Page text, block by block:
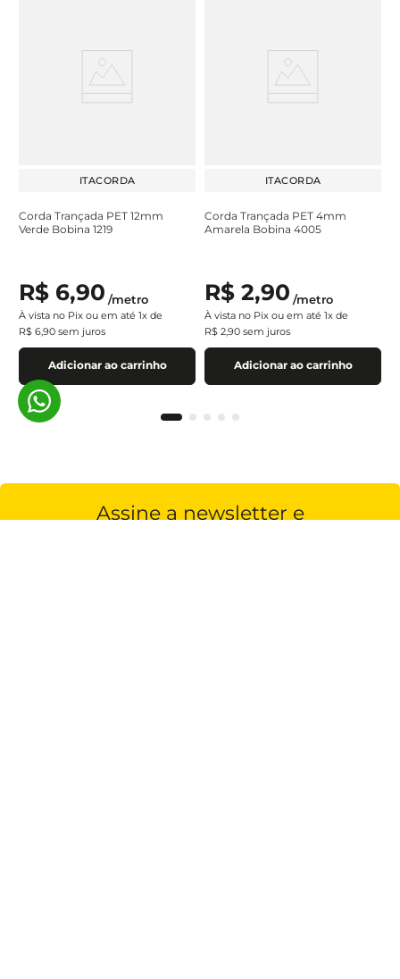
ITACORDA
Corda Trançada PET 12mm
Verde Bobina 1219
R$ 6,90 /metro
À vista no Pix ou em até 1x de
R$ 6,90 sem juros
Adicionar ao carrinho
ITACORDA
Corda Trançada PET 4mm
Amarela Bobina 4005
R$ 2,90 /metro
À vista no Pix ou em até 1x de
R$ 2,90 sem juros
Adicionar ao carrinho
Assine a newsletter e